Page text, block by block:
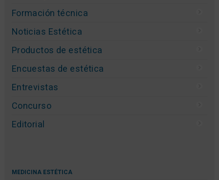
Formación técnica
Noticias Estética
Productos de estética
Encuestas de estética
Entrevistas
Concurso
Editorial
MEDICINA ESTÉTICA